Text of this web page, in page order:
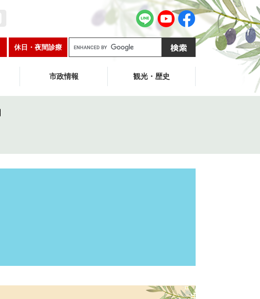
休日・夜間診療
g
e
市政情報 観光・歴史